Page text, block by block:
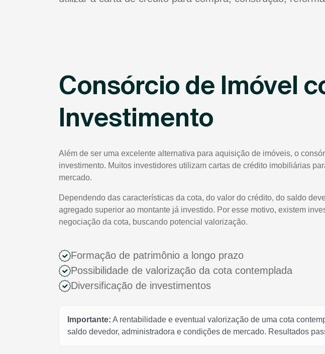
Consórcio de Imóvel
Investimento
Além de ser uma excelente alternativa para aquisição de imóveis, o
investimento. Muitos investidores utilizam cartas de crédito imobiliárias
mercado.
Dependendo das características da cota, do valor do crédito, do saldo
agregado superior ao montante já investido. Por esse motivo, existem
negociação da cota, buscando potencial valorização.
Formação de patrimônio a longo prazo
Possibilidade de valorização da cota contemplada
Diversificação de investimentos
Importante: A rentabilidade e eventual valorização de uma cota
saldo devedor, administradora e condições de mercado. Resultados